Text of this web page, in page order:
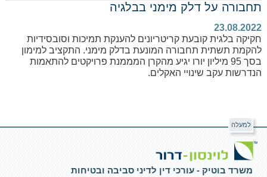
תחבורה על דלק מימני בבלגיה
23.08.2022
חקיקה בלגית קובעת קריטריונים להענקת תמיכות וסובסידיות
להקמת תשתית תחבורה המונעת בדלק מימני. התקציב למימון
בסך 95 מיליון יורו יגיע מהקרן המממנת פרויקטים להתאמות
הנדרשות עקב שינויי האקלים.
למעלה
משרד בוטיק - עורכי דין לדיני סביבה ובטיחות